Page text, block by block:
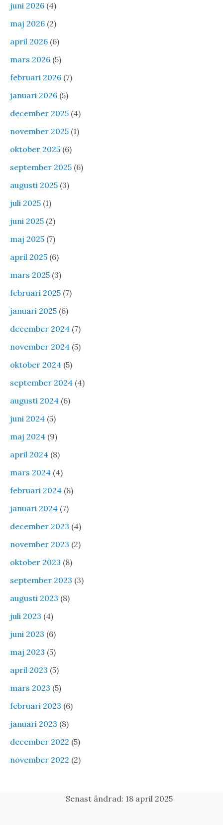
juni 2026 (4)
maj 2026 (2)
april 2026 (6)
mars 2026 (5)
februari 2026 (7)
januari 2026 (5)
december 2025 (4)
november 2025 (1)
oktober 2025 (6)
september 2025 (6)
augusti 2025 (3)
juli 2025 (1)
juni 2025 (2)
maj 2025 (7)
april 2025 (6)
mars 2025 (3)
februari 2025 (7)
januari 2025 (6)
december 2024 (7)
november 2024 (5)
oktober 2024 (5)
september 2024 (4)
augusti 2024 (6)
juni 2024 (5)
maj 2024 (9)
april 2024 (8)
mars 2024 (4)
februari 2024 (8)
januari 2024 (7)
december 2023 (4)
november 2023 (2)
oktober 2023 (8)
september 2023 (3)
augusti 2023 (8)
juli 2023 (4)
juni 2023 (6)
maj 2023 (5)
april 2023 (5)
mars 2023 (5)
februari 2023 (6)
januari 2023 (8)
december 2022 (5)
november 2022 (2)
Senast ändrad: 18 april 2025